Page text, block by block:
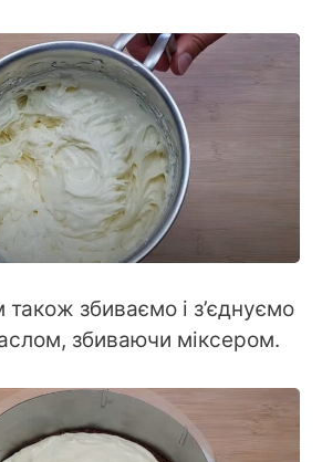
збиваємо і з’єднуємо
збиваючи міксером.